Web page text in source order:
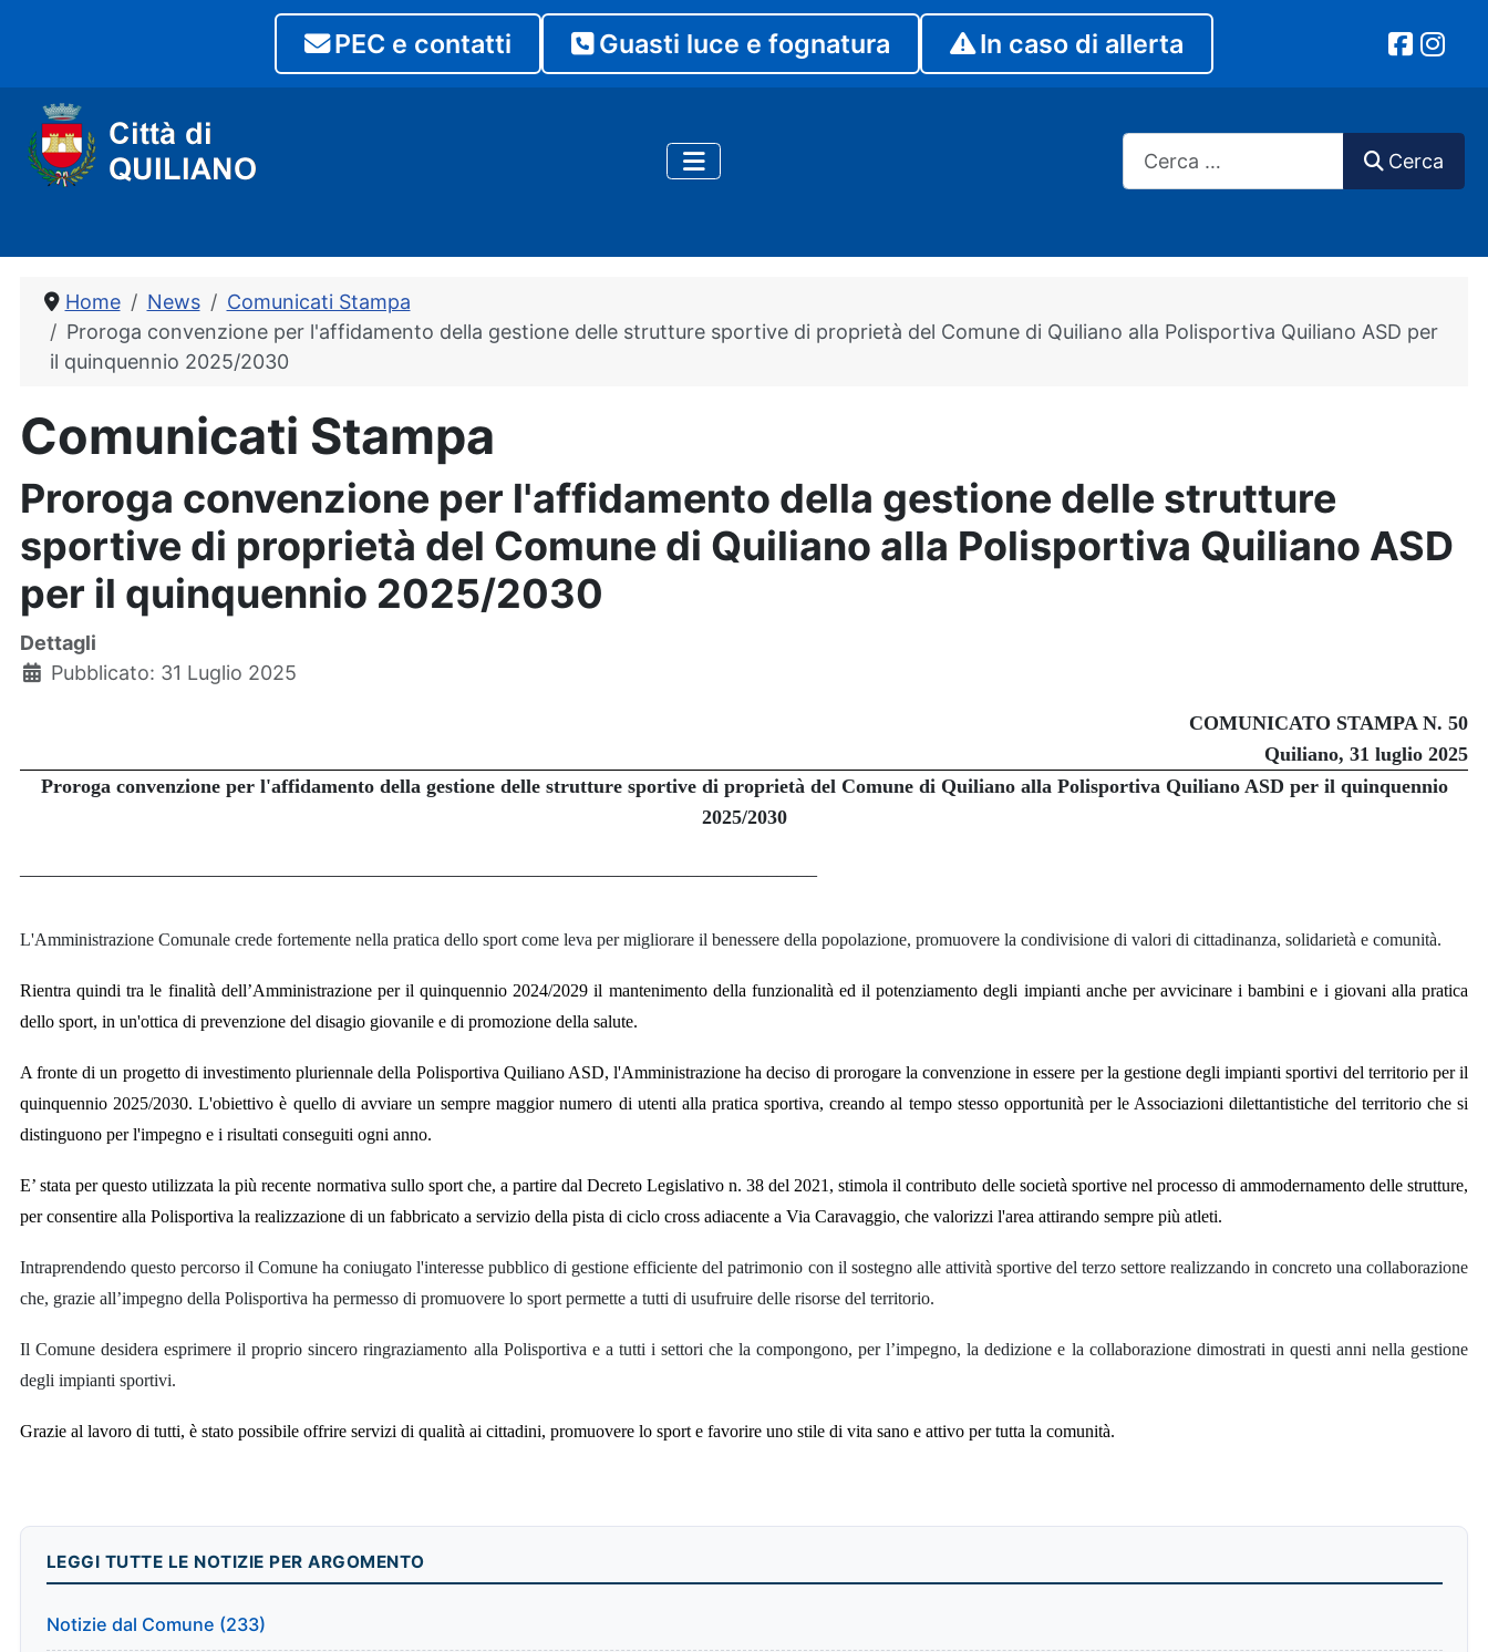
PEC e contatti Guasti luce e fognatura In caso di allerta
Cerca
Cerca
Home News
Comunicati Stampa
Proroga convenzione per l'affidamento della gestione delle strutture sportive di proprietà del Comune di Quiliano alla Polisportiva Quiliano ASD per
il quinquennio 2025/2030
Comunicati Stampa
Proroga convenzione per l'affidamento della gestione delle strutture
sportive di proprietà del Comune di Quiliano alla Polisportiva Quiliano ASD
per il quinquennio 2025/2030
Dettagli
Pubblicato: 31 Luglio 2025
COMUNICATO STAMPA N. 50
Quiliano, 31 luglio 2025
Proroga convenzione per l'affidamento della gestione delle strutture sportive di proprietà del Comune di Quiliano alla Polisportiva Quiliano ASD per il quinquennio
2025/2030
L'Amministrazione Comunale crede fortemente nella pratica dello sport come leva per migliorare il benessere della popolazione, promuovere la condivisione di valori di cittadinanza, solidarietà e comunità.
Rientra quindi tra le finalità dell’Amministrazione per il quinquennio 2024/2029 il mantenimento della funzionalità ed il potenziamento degli impianti anche per avvicinare i bambini e i giovani alla pratica
dello sport, in un'ottica di prevenzione del disagio giovanile e di promozione della salute.
A fronte di un progetto di investimento pluriennale della Polisportiva Quiliano ASD, l'Amministrazione ha deciso di prorogare la convenzione in essere per la gestione degli impianti sportivi del territorio per il
quinquennio 2025/2030. L'obiettivo è quello di avviare un sempre maggior numero di utenti alla pratica sportiva, creando al tempo stesso opportunità per le Associazioni dilettantistiche del territorio che si
distinguono per l'impegno e i risultati conseguiti ogni anno.
E’ stata per questo utilizzata la più recente normativa sullo sport che, a partire dal Decreto Legislativo n. 38 del 2021, stimola il contributo delle società sportive nel processo di ammodernamento delle strutture,
per consentire alla Polisportiva la realizzazione di un fabbricato a servizio della pista di ciclo cross adiacente a Via Caravaggio, che valorizzi l'area attirando sempre più atleti.
Intraprendendo questo percorso il Comune ha coniugato l'interesse pubblico di gestione efficiente del patrimonio con il sostegno alle attività sportive del terzo settore realizzando in concreto una collaborazione
che, grazie all’impegno della Polisportiva ha permesso di promuovere lo sport permette a tutti di usufruire delle risorse del territorio.
Il Comune desidera esprimere il proprio sincero ringraziamento alla Polisportiva e a tutti i settori che la compongono, per l’impegno, la dedizione e la collaborazione dimostrati in questi anni nella gestione
degli impianti sportivi.
Grazie al lavoro di tutti, è stato possibile offrire servizi di qualità ai cittadini, promuovere lo sport e favorire uno stile di vita sano e attivo per tutta la comunità.
LEGGI TUTTE LE NOTIZIE PER ARGOMENTO
Notizie dal Comune (233)